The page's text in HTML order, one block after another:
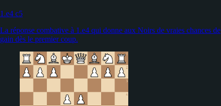
1.e4 c5
La réponse combative à 1.e4 qui donne aux Noirs de vraies chances de
gain dès le premier coup.